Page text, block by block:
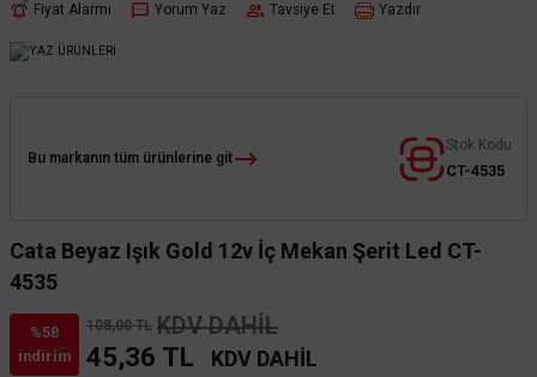
Fiyat Alarmı Yorum Yaz Tavsiye Et Yazdır
Bu markanın tüm ürünlerine git
Stok Kodu
CT-4535
Cata Beyaz Işık Gold 12v İç Mekan Şerit Led CT-
4535
%58
indirim
108,00 TL KDV DAHİL
45,36 TL KDV DAHİL